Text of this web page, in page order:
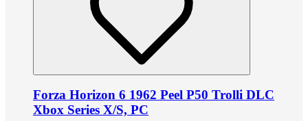
Forza Horizon 6 1962 Peel P50 Trolli DLC
Xbox Series X/S, PC